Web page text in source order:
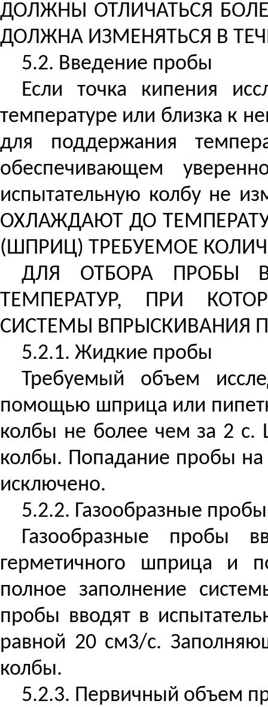
ДОЛЖНЫ ОТЛИЧАТЬСЯ
ДОЛЖНА ИЗМЕНЯТЬСЯ В
5.2. Введение пробы
Если точка кипения
температуре или близка к
для поддержания
обеспечивающем
испытательную колбу не
ОХЛАЖДАЮТ ДО
(ШПРИЦ) ТРЕБУЕМОЕ
ДЛЯ ОТБОРА ПРОБЫ
ТЕМПЕРАТУР, ПРИ
СИСТЕМЫ ВПРЫСКИВАНИЯ
5.2.1. Жидкие пробы
Требуемый объем
помощью шприца или
колбы не более чем за 2 с.
колбы. Попадание пробы
исключено.
5.2.2. Газообразные пробы
Газообразные пробы
герметичного шприца и
полное заполнение
пробы вводят в
равной 20 см3/с.
колбы.
5.2.3. Первичный объем